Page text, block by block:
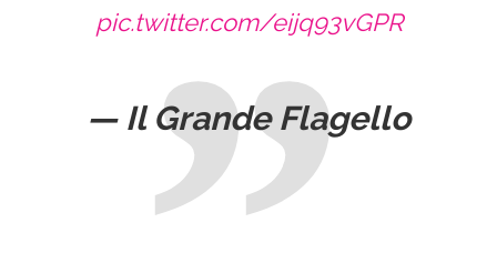
pic.twitter.com/eijq93vGPR
— Il Grande Flagello